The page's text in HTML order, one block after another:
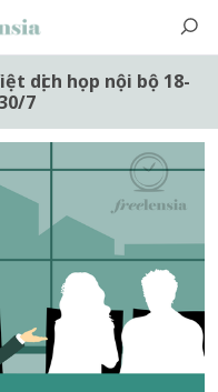
dịch họp nội bộ 18-
7